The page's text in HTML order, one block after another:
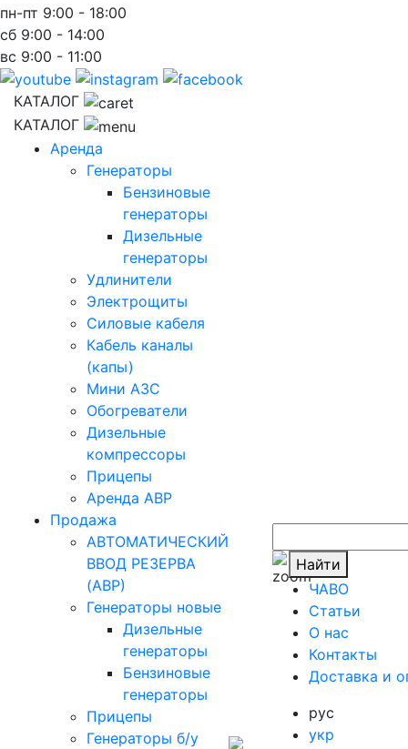
пн-пт 9:00 - 18:00
сб 9:00 - 14:00
вс 9:00 - 11:00
КАТАЛОГ
КАТАЛОГ
Аренда
Генераторы
Бензиновые
генераторы
Дизельные
генераторы
Удлинители
Электрощиты
Силовые кабеля
Кабель каналы
(капы)
Мини АЗС
Обогреватели
Дизельные
компрессоры
Прицепы
Аренда АВР
Продажа
АВТОМАТИЧЕСКИЙ
ВВОД РЕЗЕРВА
(АВР)
Генераторы новые
Дизельные
генераторы
Бензиновые
генераторы
Прицепы
Генераторы б/у
Найти
ЧАВО
Cтатьи
O нас
Контакты
Доставка и
рус
укр